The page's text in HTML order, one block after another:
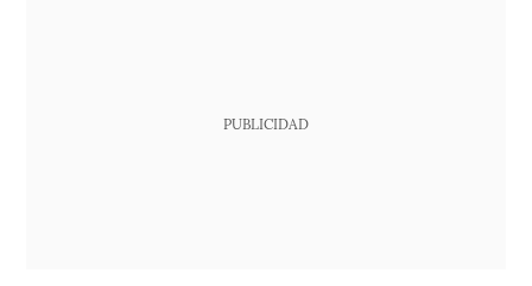
PUBLICIDAD